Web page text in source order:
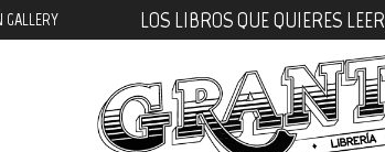
GALLERY LOS LIBROS QUE QUIERES LEER